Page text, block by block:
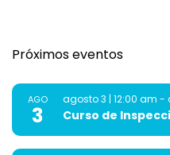
Próximos eventos
AGO
3
agosto 3 | 12:00 am -
Curso de